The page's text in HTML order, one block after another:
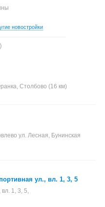
новостройки
Столбово (16 км)
ул. Лесная, Бунинская
ул., вл. 1, 3, 5
1, 3, 5,